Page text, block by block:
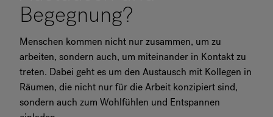
Begegnung?
Menschen kommen nicht nur zusammen, um zu
arbeiten, sondern auch, um miteinander in Kontakt zu
treten. Dabei geht es um den Austausch mit Kollegen in
Räumen, die nicht nur für die Arbeit konzipiert sind,
sondern auch zum Wohlfühlen und Entspannen